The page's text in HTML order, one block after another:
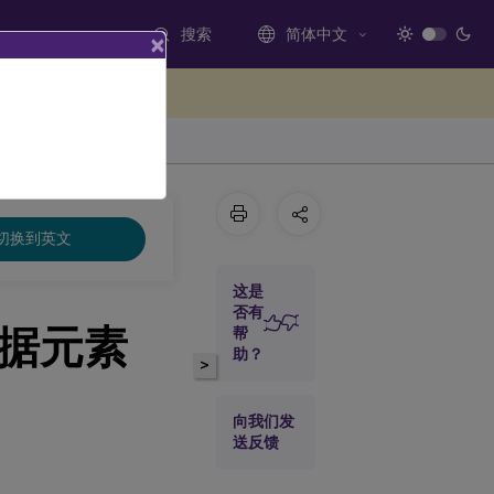
搜索 简体中文
换到英文
元素 >
这是
否有
帮
助？
向我们发
送反馈
×